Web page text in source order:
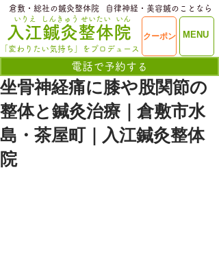
ME
​入江鍼灸整体院
いりえ
MENU
クーポン
電話で予約する
せいたい
しんきゅう いん
「変わりたい気持ち」をプロデュース
​倉敷・総社の鍼灸整体院 ​自律神経・美容鍼のことなら
坐骨神経痛に膝や股関節の
整体と鍼灸治療｜倉敷市水
島・茶屋町｜入江鍼灸整体
院